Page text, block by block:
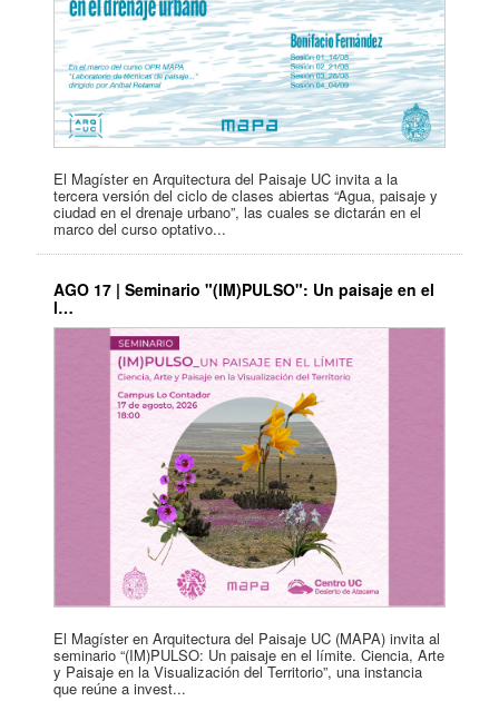
El Magíster en Arquitectura del Paisaje UC invita a la
tercera versión del ciclo de clases abiertas “Agua, paisaje y
ciudad en el drenaje urbano”, las cuales se dictarán en el
marco del curso optativo...
AGO 17 | Seminario "(IM)PULSO": Un paisaje en el
l…
El Magíster en Arquitectura del Paisaje UC (MAPA) invita al
seminario “(IM)PULSO: Un paisaje en el límite. Ciencia, Arte
y Paisaje en la Visualización del Territorio”, una instancia
que reúne a invest...